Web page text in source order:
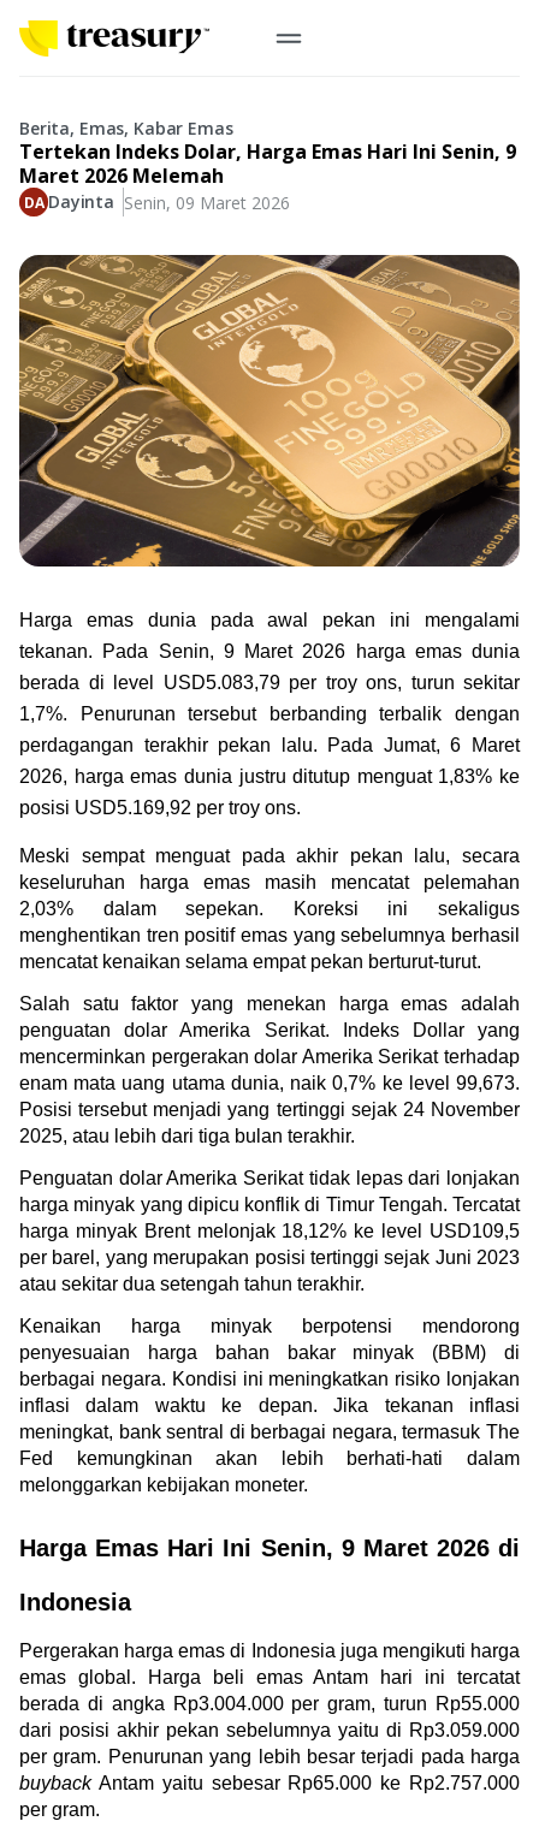
Emas Fisik
Logam Mulia
Antam, UBS
Koin Emas
Koin Nusantara, Lunar & Custom
Perhiasan
From Story
Buyback
Jual emas kamu ke Treasury
Event
Perusahaan
Gold for Good
Berkontribusi pada hal yang benar-benar berarti
#BuatMasaDepan
Green Gold
Profile
Tata Kelola
Indonesia
Indonesia
Berita, Emas, Kabar Emas
Tertekan Indeks Dolar, Harga Emas Hari Ini Senin, 9
Maret 2026 Melemah
Dayinta Senin, 09 Maret 2026
Harga emas dunia pada awal pekan ini mengalami
tekanan. Pada Senin, 9 Maret 2026 harga emas dunia
berada di level USD5.083,79 per troy ons, turun sekitar
1,7%. Penurunan tersebut berbanding terbalik dengan
perdagangan terakhir pekan lalu. Pada Jumat, 6 Maret
2026, harga emas dunia justru ditutup menguat 1,83% ke
posisi USD5.169,92 per troy ons.
Meski sempat menguat pada akhir pekan lalu, secara
keseluruhan harga emas masih mencatat pelemahan
2,03% dalam sepekan. Koreksi ini sekaligus
menghentikan tren positif emas yang sebelumnya berhasil
mencatat kenaikan selama empat pekan berturut-turut.
Salah satu faktor yang menekan harga emas adalah
penguatan dolar Amerika Serikat. Indeks Dollar yang
mencerminkan pergerakan dolar Amerika Serikat terhadap
enam mata uang utama dunia, naik 0,7% ke level 99,673.
Posisi tersebut menjadi yang tertinggi sejak 24 November
2025, atau lebih dari tiga bulan terakhir.
Penguatan dolar Amerika Serikat tidak lepas dari lonjakan
harga minyak yang dipicu konflik di Timur Tengah. Tercatat
harga minyak Brent melonjak 18,12% ke level USD109,5
per barel, yang merupakan posisi tertinggi sejak Juni 2023
atau sekitar dua setengah tahun terakhir.
Kenaikan harga minyak berpotensi mendorong
penyesuaian harga bahan bakar minyak (BBM) di
berbagai negara. Kondisi ini meningkatkan risiko lonjakan
inflasi dalam waktu ke depan. Jika tekanan inflasi
meningkat, bank sentral di berbagai negara, termasuk The
Fed kemungkinan akan lebih berhati-hati dalam
melonggarkan kebijakan moneter.
Harga Emas Hari Ini Senin, 9 Maret 2026 di
Indonesia
Pergerakan harga emas di Indonesia juga mengikuti harga
emas global. Harga beli emas Antam hari ini tercatat
berada di angka Rp3.004.000 per gram, turun Rp55.000
dari posisi akhir pekan sebelumnya yaitu di Rp3.059.000
buyback Antam yaitu sebesar Rp65.000 ke Rp2.757.000
per gram.